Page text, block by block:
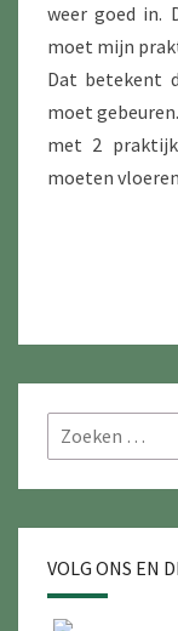
weer goed in.
moet mijn
Dat betekent
moet
met 2
moeten
Zoeken
naar:
VOLG ONS EN